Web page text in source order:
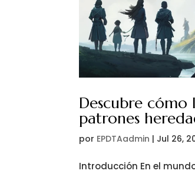
Descubre cómo
patrones
por EPDTAadmin | Jul 26,
Introducción En el